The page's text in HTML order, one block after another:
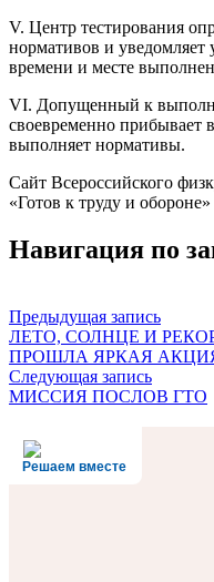
V. Центр тестирования
нормативов и уведомляет
времени и месте
VI. Допущенный к
своевременно прибывает
выполняет нормативы.
Сайт Всероссийского
«Готов к труду и
Навигация по
Предыдущая запись
ЛЕТО, СОЛНЦЕ И
ПРОШЛА ЯРКАЯ
Следующая запись
МИССИЯ ПОСЛОВ ГТО
Решаем вместе